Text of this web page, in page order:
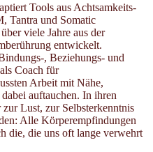
Tools aus Achtsamkeits-
Tantra und Somatic
viele Jahre aus der
entwickelt.
, Beziehungs- und
Coach für
Arbeit mit Nähe,
auftauchen. In ihren
Lust, zur Selbsterkenntnis
Alle Körperempfindungen
die, die uns oft lange verwehrt